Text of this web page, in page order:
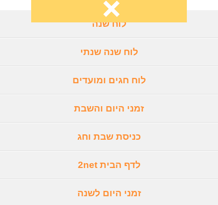
לוח שנה
לוח שנה שנתי
לוח חגים ומועדים
זמני היום והשבת
כניסת שבת וחג
לדף הבית 2net
זמני היום לשנה